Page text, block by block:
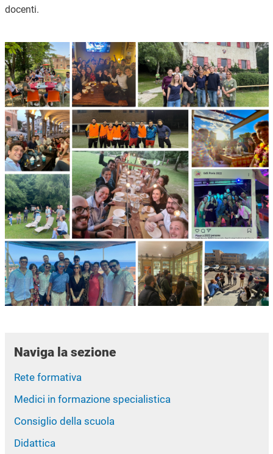
docenti.
Immagine
Naviga la sezione
Rete formativa
Medici in formazione specialistica
Consiglio della scuola
Didattica